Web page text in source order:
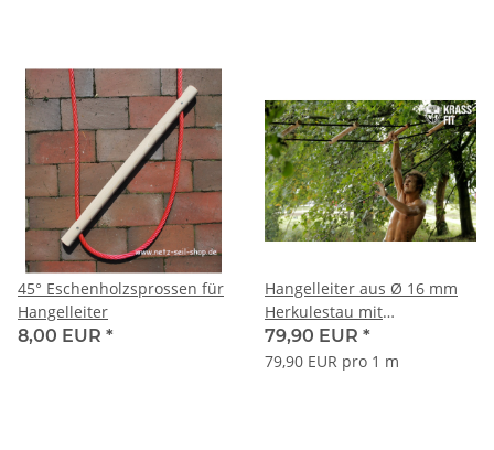
45° Eschenholzsprossen für
Hangelleiter
8,00 EUR *
Hangelleiter aus Ø 16 mm
Herkulestau mit
Eschenholzsprossen
79,90 EUR *
79,90 EUR pro 1 m